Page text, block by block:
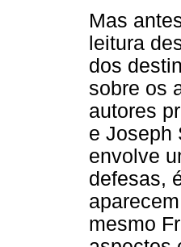
Mas
leitura
dos
sobre os
autores
e Joseph
envolve
defesas,
mesmo